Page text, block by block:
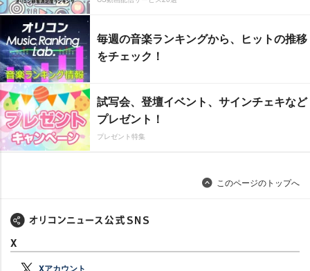
毎週の音楽ランキングから、ヒットの推移
をチェック！
試写会、登壇イベント、サインチェキなど
プレゼント！
プレゼント特集
このページのトップへ
X
Xアカウント